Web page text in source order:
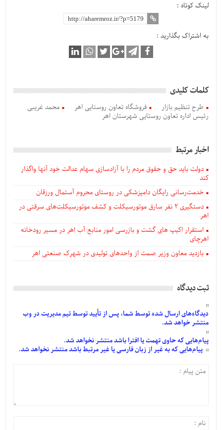
لینک کوتاه :
به اشتراک بگذارید :
کلمات کلیدی
طرح تنظیم بازار فروشگاه تعاون روستایی اهر
محمد غریبی
رئیس اداره تعاون روستایی شهرستان اهر
اخبار مرتبط
دولت باید حق و حقوق مردم را با آزادسازی سهام عدالت خود آنها واگذار
کند
خدمت‌رسانی رایگان دامپزشکی در روستای محروم آستمال ورزقان
دستگيری ۲ نفر سارق موتورسیکلت و کشف موتورسیکلت‌های سرقتی در
اهر
استقرار اکیپ های گشت و بازرسی امور منابع آب اهر در مسیر رودخانه
اهرچای
بازدید معاون وزیر صمت از واحدهای تولیدی در شهرک صنعتی اهر
ثبت دیدگاه
دیدگاه‌هایارسالشدهتوسط شما، پس ازتأییدتوسط تیم مدیریت در وب
منتشر خواهد شد.
پیام‌هاییکه حاوی تهمت یا افترا باشد منتشر نخواهد شد.
پیام‌هاییکه به غیر از زبان فارسی یا غیر مرتبط باشد منتشر نخواهد شد.